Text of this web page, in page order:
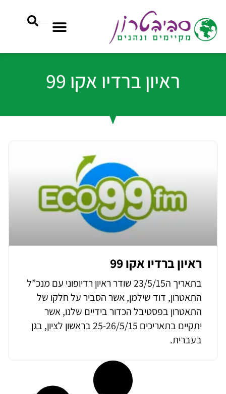
ראיון ברדיו אקו 99
ראיון ברדיו אקו 99
בתאריך ה23/5/15 שודר ראיון רדיופוני עם מנכ”ל
התאטרון, דוד שילמן, אשר הסביר על חלקו של
התאטרון בפסטיבל הכדור בידיים שלנו, אשר
יתקיים בתאריכים 25-26/5/15 בראשון לציון, בגן
בעברית.